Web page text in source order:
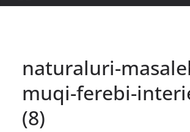
naturaluri-
muqi-ferebi-
(8)